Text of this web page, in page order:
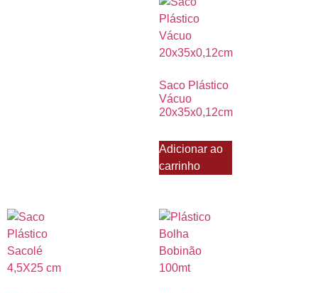
Saco Plástico
Vácuo
20x35x0,12cm
Adicionar ao
carrinho